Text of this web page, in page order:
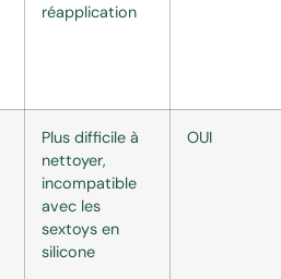
réapplication
Plus difficile à
nettoyer,
incompatible
avec les
sextoys en
silicone
OUI